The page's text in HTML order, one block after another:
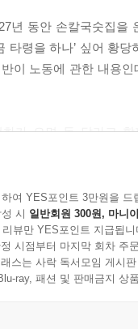
반신욕을 하지 않기
짐작할 수 없었을 때
남아도나?
해리가 그제야 고개를
순간 선희는 해리가
년 동안 손칼국숫집을
타령을 하나’ 싶어 황
이 노동에 관한 내용
가 오면 돈 달라고
이 둘을 부족함 없이
되고 기쁜 마음에 해
는 딸의 흐느낌에 선희
생활비가 부족한가?
여 YES포인트 3만원을 드
시 일반회원 300원, 마니
뷰만 YES포인트 지급됩니
시점부터 마지막 회차 주
스는 사락 독서모임 게시
ray, 패션 및 판매금지 상